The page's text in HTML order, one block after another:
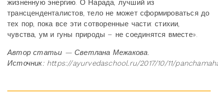
жизненную энергию. О Нарада, лучший из
трансценденталистов, тело не может сформироваться до
тех пор, пока все эти сотворенные части: стихии,
чувства, ум и гуны природы – не соединятся вместе».
Автор статьи — Светлана Межакова.
Источник: https://ayurvedaschool.ru/2017/10/11/